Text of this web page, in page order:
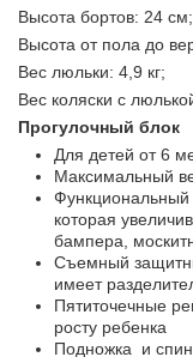
Высота бортов: 24 см;
Высота от пола до
Вес люльки: 4,9 кг;
Вес коляски с
Прогулочный блок
Для детей от 6
Максимальный
которая
бампера,
Съемный
имеет
Пятиточечные
росту ребенка
Подножка и